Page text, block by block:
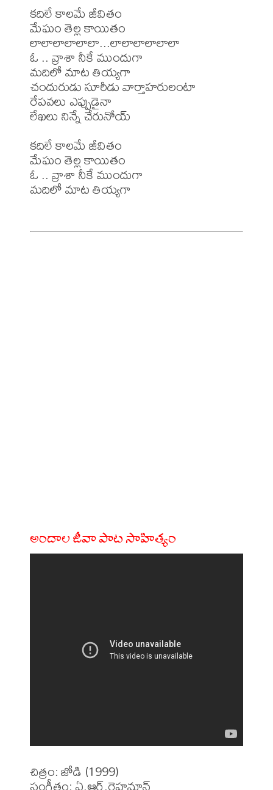
కదిలే కాలమే జీవితం
మేఘం తెల్ల కాయితం
లాలాలాలాలాలా...లాలాలాలాలాలా
ఓ .. వ్రాశా నీకే ముందుగా
మదిలో మాట తియ్యగా
చందురుడు సూరీడు వార్తాహరులంటా
రేపవలు ఎప్పుడైనా
లేఖలు నిన్నే చేరునోయ్
కదిలే కాలమే జీవితం
మేఘం తెల్ల కాయితం
ఓ .. వ్రాశా నీకే ముందుగా
మదిలో మాట తియ్యగా
అందాల జీవా పాట సాహిత్యం
చిత్రం: జోడి (1999)